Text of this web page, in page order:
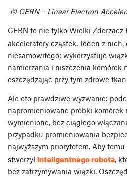
© CERN – Linear Electron
CERN to nie tylko Wielki Zderzacz
akceleratory cząstek. Jeden z nich,
niesamowitego: wykorzystuje
namierzania i niszczenia komórek
oszczędzając przy tym zdrowe
Ale oto prawdziwe wyzwanie:
napromieniowane próbki komórek
wymienione, bez ciągłego
przypadku promieniowania
najwyższym priorytetem. Aby temu
stworzył inteligentnego robota,
bez zatrzymywania wiązki.